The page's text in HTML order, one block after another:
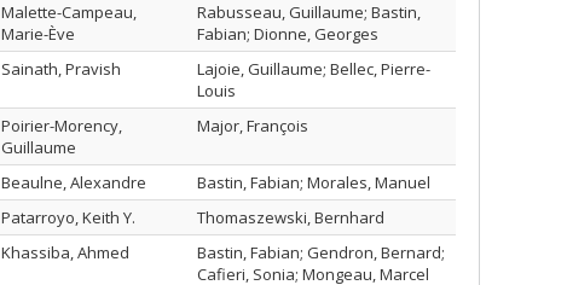
Malette-Campeau,
Marie-Ève
Rabusseau, Guillaume; Bastin,
Fabian; Dionne, Georges
Sainath, Pravish
Lajoie, Guillaume; Bellec, Pierre-
Louis
Poirier-Morency,
Guillaume
Major, François
Beaulne, Alexandre
Bastin, Fabian; Morales, Manuel
Patarroyo, Keith Y.
Thomaszewski, Bernhard
Khassiba, Ahmed
Bastin, Fabian; Gendron, Bernard;
Cafieri, Sonia; Mongeau, Marcel